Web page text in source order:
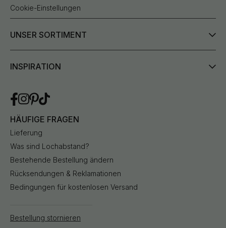
Cookie-Einstellungen
UNSER SORTIMENT
INSPIRATION
HÄUFIGE FRAGEN
Lieferung
Was sind Lochabstand?
Bestehende Bestellung ändern
Rücksendungen & Reklamationen
Bedingungen für kostenlosen Versand
Bestellung stornieren